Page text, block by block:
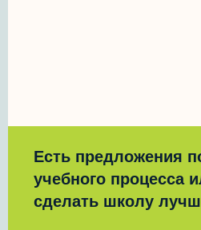
Есть предложения
учебного процесса
сделать школу